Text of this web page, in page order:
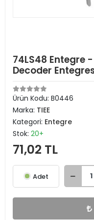
74LS48 Entegre
Decoder
Ürün Kodu: B0446
Marka: TIEE
Kategori: Entegre
Stok: 20+
71,02 TL
Adet